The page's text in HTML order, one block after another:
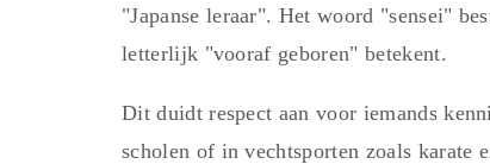
"Japanse leraar". Het woord "sensei"
letterlijk "vooraf geboren" betekent.
Dit duidt respect aan voor iemands
scholen of in vechtsporten zoals karate